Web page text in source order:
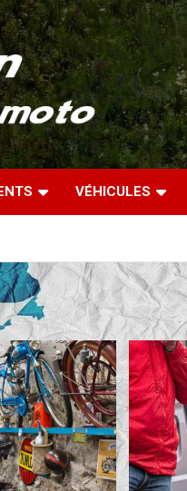
à
VÉHICULES